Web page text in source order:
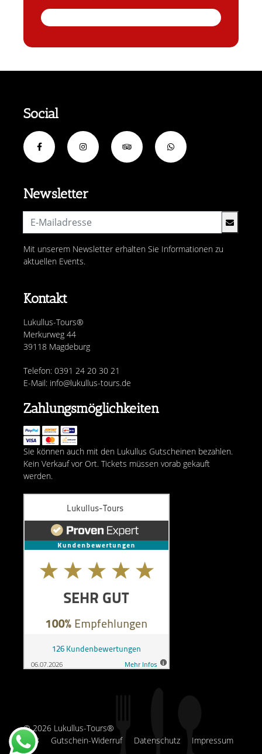
Kontakt
Lukullus-Tours®
Merkurweg 44
39118 Magdeburg
Telefon: 0391 24 20 30 21
E-Mail: info@lukullus-tours.de
Newsletter
Mit unserem Newsletter erhalten Sie Informationen zu
aktuellen Events.
Social
Zahlungsmöglichkeiten
Sie können auch mit den Lukullus Gutscheinen bezahlen.
Kein Verkauf vor Ort. Tickets müssen vorab gekauft
werden.
AGB Gutschein-Widerruf Datenschutz Impressum
© 2026 Lukullus-Tours®